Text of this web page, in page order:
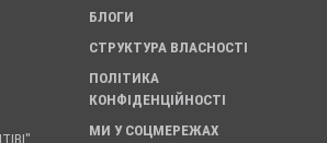
БЛОГИ
СТРУКТУРА ВЛАСНОСТІ
ПОЛІТИКА
КОНФІДЕНЦІЙНОСТІ
МИ У СОЦМЕРЕЖАХ